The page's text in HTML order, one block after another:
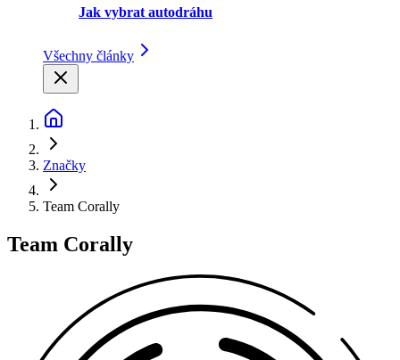
Jak vybrat autodráhu
Všechny články
Značky
Team Corally
Team Corally